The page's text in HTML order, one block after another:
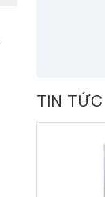
TIN